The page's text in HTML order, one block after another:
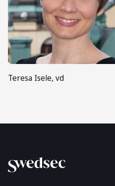
Teresa Isele, vd